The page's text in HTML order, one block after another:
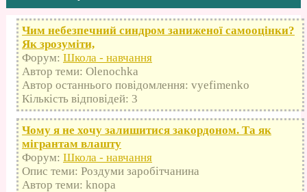
Чим небезпечний синдром заниженої самооцінки?
Як зрозуміти,
Форум: Школа - навчання
Автор теми: Olenochka
Автор останнього повідомлення: vyefimenko
Кількість відповідей: 3
Чому я не хочу залишитися закордоном. Та як
мігрантам влашту
Форум: Школа - навчання
Опис теми: Роздуми заробітчанина
Автор теми: knopa